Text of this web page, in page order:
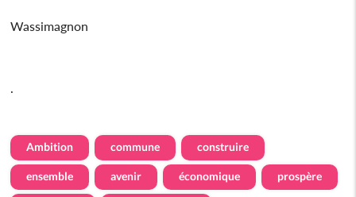
Wassimagnon
Ambition commune construire
ensemble avenir économique prospère